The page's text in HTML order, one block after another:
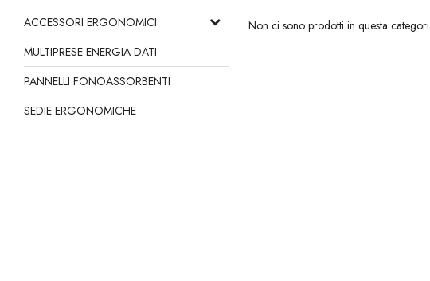
ACCESSORI ERGONOMICI
MULTIPRESE ENERGIA DATI
PANNELLI FONOASSORBENTI
SEDIE ERGONOMICHE
Non ci sono prodotti in questa